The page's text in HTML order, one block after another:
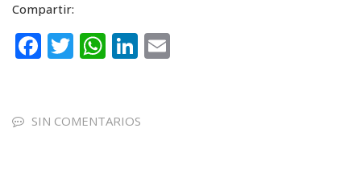
Compartir:
F
e
T
te
W
ts
Li
e
SIN COMENTARIOS